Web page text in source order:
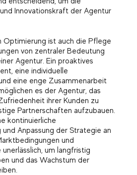
Innovationskraft der Agentur
Optimierung ist auch die Pflege
von zentraler Bedeutung
Agentur. Ein proaktives
eine individuelle
eine enge Zusammenarbeit
es der Agentur, das
ihrer Kunden zu
Partnerschaften aufzubauen.
kontinuierliche
Anpassung der Strategie an
und
um langfristig
und das Wachstum der